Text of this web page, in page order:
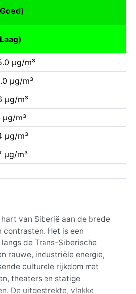
µg/m³
µg/m³
µg/m³
µg/m³
µg/m³
µg/m³
hart van Siberië aan de brede
contrasten. Het is een
de Trans-Siberische
rauwe, industriële energie,
culturele rijkdom met
theaters en statige
De uitgestrekte, vlakke